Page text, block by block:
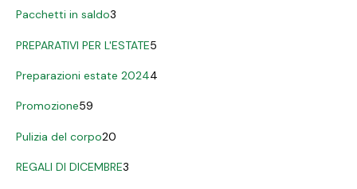
Pacchetti in saldo3
PREPARATIVI PER L'ESTATE5
Preparazioni estate 20244
Promozione59
Pulizia del corpo20
REGALI DI DICEMBRE3